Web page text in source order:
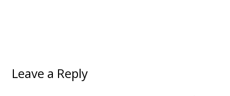
Leave a Reply